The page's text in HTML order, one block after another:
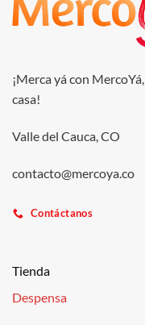
¡Merca yá con
casa!
Valle del Cauca, CO
contacto@mercoya.co
Contáctanos
Tienda
Despensa